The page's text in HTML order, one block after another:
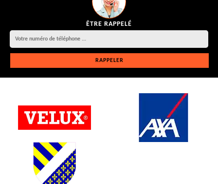
ÊTRE RAPPELÉ